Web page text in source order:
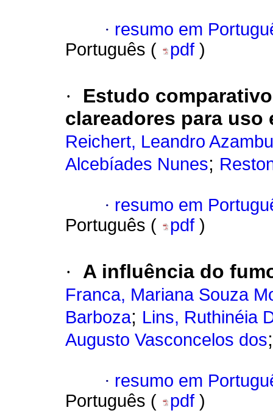
· resumo em
Português (
pdf )
·
Estudo
clareadores para
Reichert, Leandro
Alcebíades Nunes;
· resumo em
Português (
pdf )
· A influência do
Franca, Mariana Souza
Barboza; Lins, Ruthinéia
Augusto Vasconcelos dos
· resumo em
Português (
pdf )